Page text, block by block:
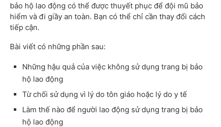
bảo hộ lao động có thể được thuyết phục để đội mũ bảo
hiểm và đi giầy an toàn. Bạn có thể chỉ cần thay đổi cách
tiếp cận.
Bài viết có những phần sau:
Những hậu quả của việc không sử dụng trang bị bảo
hộ lao động
Từ chối sử dụng vì lý do tôn giáo hoặc lý do y tế
Làm thế nào để người lao động sử dụng trang bị bảo
hộ lao động